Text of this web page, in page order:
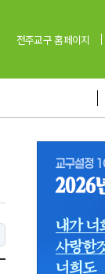
전주교구 홈페이지